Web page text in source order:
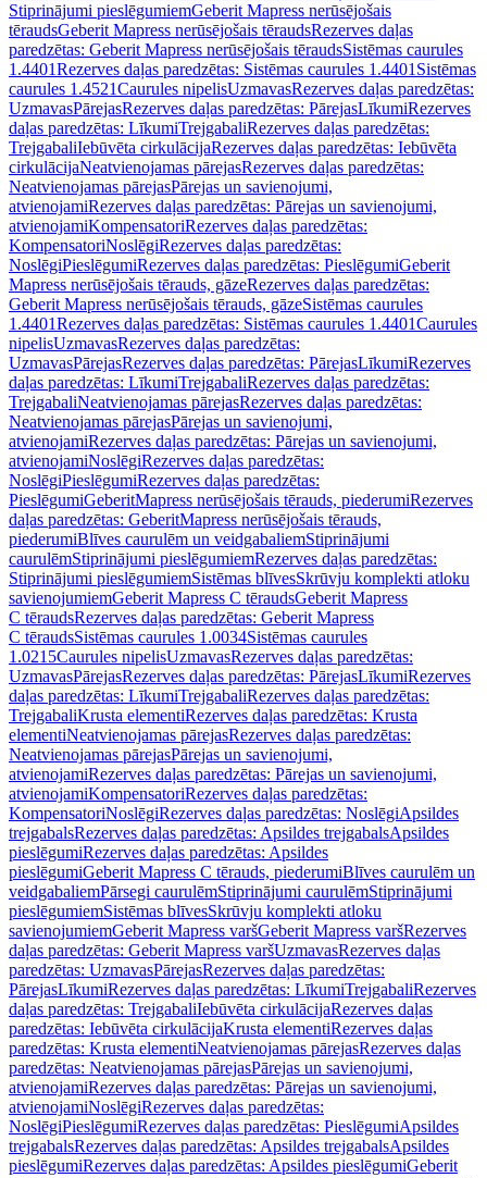
Stiprinājumi pieslēgumiemGeberit Mapress nerūsējošais
tēraudsGeberit Mapress nerūsējošais tēraudsRezerves daļas
paredzētas: Geberit Mapress nerūsējošais tēraudsSistēmas caurules
1.4401Rezerves daļas paredzētas: Sistēmas caurules 1.4401 Sistēmas
caurules 1.4521Caurules nipelisUzmavasRezerves daļas paredzētas:
UzmavasPārejasRezerves daļas paredzētas: PārejasLīkumiRezerves
daļas paredzētas: LīkumiTrejgabaliRezerves daļas paredzētas:
TrejgabaliIebūvēta cirkulācijaRezerves daļas paredzētas: Iebūvēta
cirkulācijaNeatvienojamas pārejasRezerves daļas paredzētas:
Neatvienojamas pārejasPārejas un savienojumi,
atvienojamiRezerves daļas paredzētas: Pārejas un savienojumi,
atvienojamiKompensatoriRezerves daļas paredzētas:
KompensatoriNoslēgiRezerves daļas paredzētas:
NoslēgiPieslēgumiRezerves daļas paredzētas: PieslēgumiGeberit
Mapress nerūsējošais tērauds, gāzeRezerves daļas paredzētas:
Geberit Mapress nerūsējošais tērauds, gāzeSistēmas caurules
1.4401Rezerves daļas paredzētas: Sistēmas caurules 1.4401Caurules
nipelisUzmavasRezerves daļas paredzētas:
UzmavasPārejasRezerves daļas paredzētas: PārejasLīkumiRezerves
daļas paredzētas: LīkumiTrejgabaliRezerves daļas paredzētas:
TrejgabaliNeatvienojamas pārejasRezerves daļas paredzētas:
Neatvienojamas pārejasPārejas un savienojumi,
atvienojamiRezerves daļas paredzētas: Pārejas un savienojumi,
atvienojamiNoslēgiRezerves daļas paredzētas:
NoslēgiPieslēgumiRezerves daļas paredzētas:
PieslēgumiGeberitMapress nerūsējošais tērauds, piederumiRezerves
daļas paredzētas: GeberitMapress nerūsējošais tērauds,
piederumiBlīves caurulēm un veidgabaliemStiprinājumi
caurulēmStiprinājumi pieslēgumiemRezerves daļas paredzētas:
Stiprinājumi pieslēgumiemSistēmas blīvesSkrūvju komplekti atloku
savienojumiemGeberit Mapress C tēraudsGeberit Mapress
C tēraudsRezerves daļas paredzētas: Geberit Mapress
C tēraudsSistēmas caurules 1.0034Sistēmas caurules
1.0215Caurules nipelisUzmavasRezerves daļas paredzētas:
UzmavasPārejasRezerves daļas paredzētas: PārejasLīkumiRezerves
daļas paredzētas: LīkumiTrejgabaliRezerves daļas paredzētas:
TrejgabaliKrusta elementiRezerves daļas paredzētas: Krusta
elementiNeatvienojamas pārejasRezerves daļas paredzētas:
Neatvienojamas pārejasPārejas un savienojumi,
atvienojamiRezerves daļas paredzētas: Pārejas un savienojumi,
atvienojamiKompensatoriRezerves daļas paredzētas:
KompensatoriNoslēgiRezerves daļas paredzētas: NoslēgiApsildes
trejgabalsRezerves daļas paredzētas: Apsildes trejgabalsApsildes
pieslēgumiRezerves daļas paredzētas: Apsildes
pieslēgumiGeberit Mapress C tērauds, piederumiBlīves caurulēm un
veidgabaliemPārsegi caurulēmStiprinājumi caurulēmStiprinājumi
pieslēgumiemSistēmas blīvesSkrūvju komplekti atloku
savienojumiemGeberit Mapress varšGeberit Mapress varšRezerves
daļas paredzētas: Geberit Mapress varšUzmavasRezerves daļas
paredzētas: UzmavasPārejasRezerves daļas paredzētas:
PārejasLīkumiRezerves daļas paredzētas: LīkumiTrejgabaliRezerves
daļas paredzētas: TrejgabaliIebūvēta cirkulācijaRezerves daļas
paredzētas: Iebūvēta cirkulācijaKrusta elementiRezerves daļas
paredzētas: Krusta elementiNeatvienojamas pārejasRezerves daļas
paredzētas: Neatvienojamas pārejasPārejas un savienojumi,
atvienojamiRezerves daļas paredzētas: Pārejas un savienojumi,
atvienojamiNoslēgiRezerves daļas paredzētas:
NoslēgiPieslēgumiRezerves daļas paredzētas: PieslēgumiApsildes
trejgabalsRezerves daļas paredzētas: Apsildes trejgabalsApsildes
pieslēgumiRezerves daļas paredzētas: Apsildes pieslēgumiGeberit